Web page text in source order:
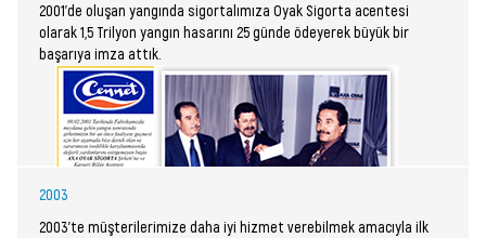
2001’de oluşan yangında sigortalımıza Oyak Sigorta acentesi
olarak 1,5 Trilyon yangın hasarını 25 günde ödeyerek büyük bir
başarıya imza attık.
2003
2003’te müşterilerimize daha iyi hizmet verebilmek amacıyla ilk